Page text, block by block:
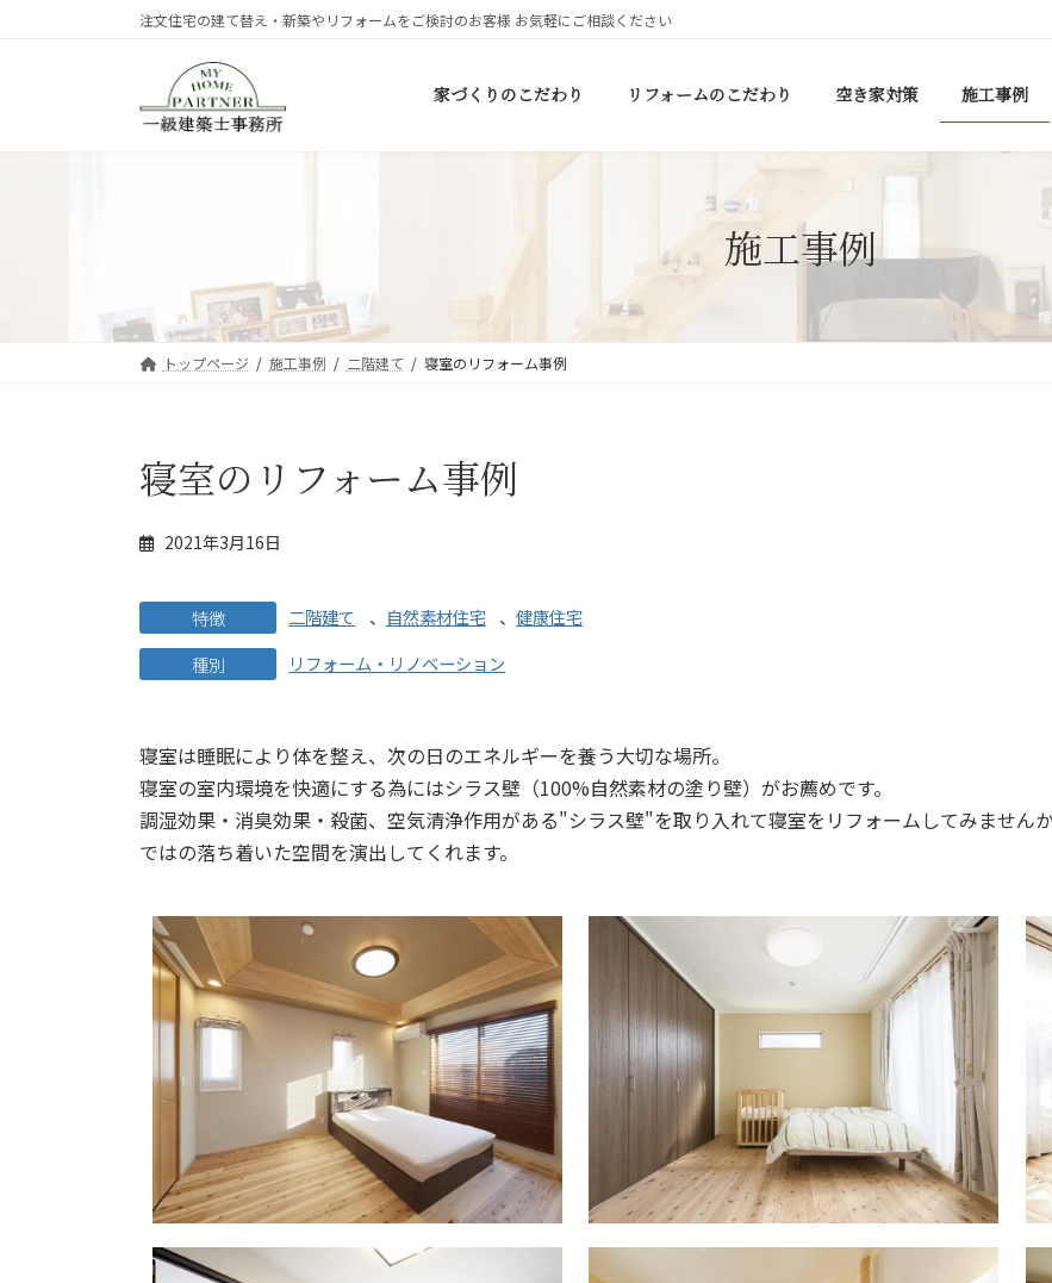
注文住宅の建て替え・新築やリフォームをご検討のお客様 お気軽にご相談ください
家づくりのこだわり リフォームのこだわり 空き家対策 施工事例
施工事例
トップページ 施工事例 二階建て 寝室のリフォーム事例
寝室のリフォーム事例
2021年3月16日
特徴 二階建て 、 自然素材住宅 、健康住宅
種別
リフォーム・リノベーション
寝室は睡眠により体を整え、次の日のエネルギーを養う大切な場所。
寝室の室内環境を快適にする為にはシラス壁（100%自然素材の塗り壁）がお薦めです。
調湿効果・消臭効果・殺菌、空気清浄作用がある"シラス壁"を取り入れて寝室をリフォームしてみませ
ではの落ち着いた空間を演出してくれます。